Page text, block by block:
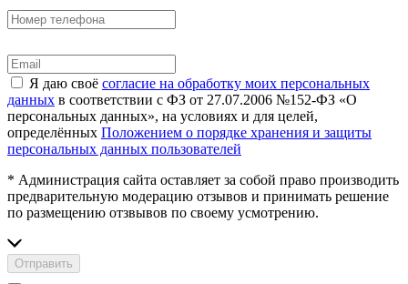
Я даю своё согласие на обработку моих персональных
данных в соответствии с ФЗ от 27.07.2006 №152-ФЗ «О
персональных данных», на условиях и для целей,
определённых Положением о порядке хранения и защиты
персональных данных пользователей
* Администрация сайта оставляет за собой право производить
предварительную модерацию отзывов и принимать решение
по размещению отзвывов по своему усмотрению.
Отправить